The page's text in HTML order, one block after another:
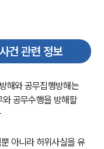
건 관련 정보
해와 공무집행방해는
공무수행을 방해할
아니라 허위사실을 유